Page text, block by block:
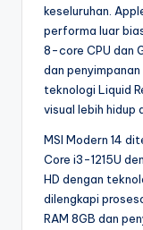
keseluruhan.
performa luar
8-core CPU dan
dan penyimpanan
teknologi Liquid
visual lebih hidup
MSI Modern 14
Core i3-1215U
HD dengan
dilengkapi
RAM 8GB dan